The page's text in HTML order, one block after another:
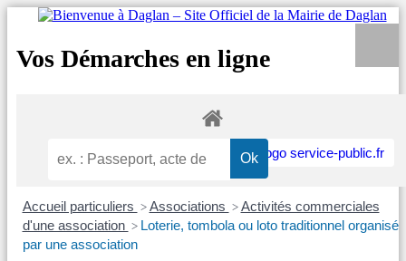
Vos Démarches en ligne
Accueil particuliers > Associations > Activités commerciales
d'une association > Loterie, tombola ou loto traditionnel organisé
par une association